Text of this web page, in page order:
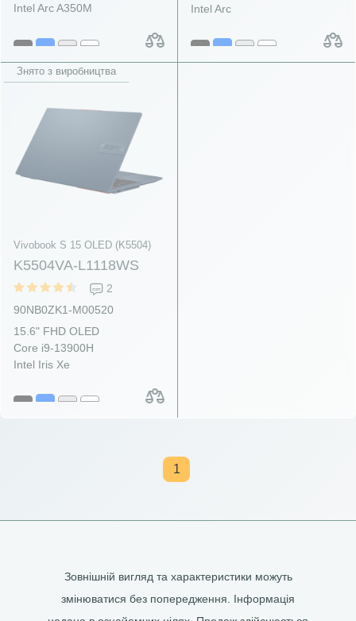
Intel Arc A350M
Intel Arc
Знято з виробництва
Vivobook S 15 OLED (K5504)
K5504VA-L1118WS
2
90NB0ZK1-M00520
15.6" FHD OLED
Core i9-13900H
Intel Iris Xe
1
Зовнішній вигляд та характеристики можуть
змінюватися без попередження. Інформація